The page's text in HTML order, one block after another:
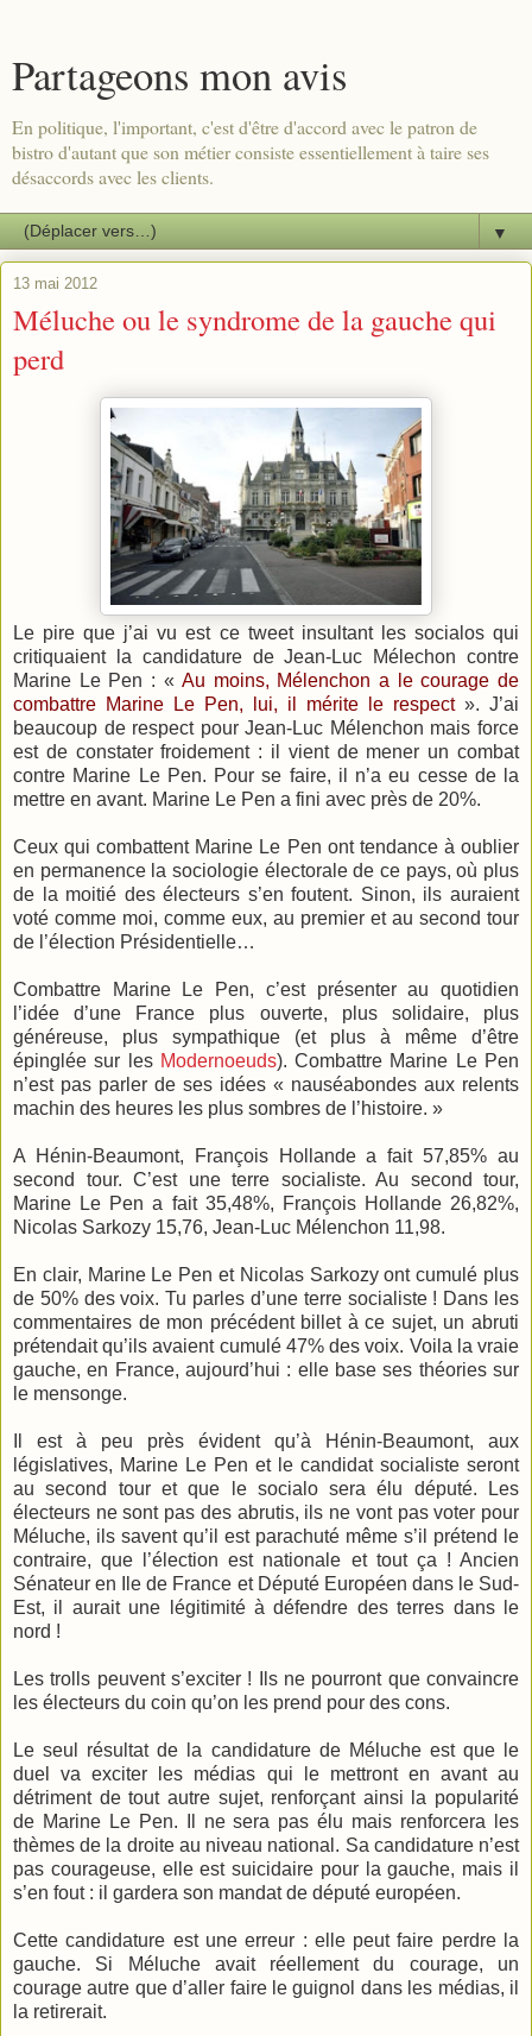
Partageons mon avis
En politique, l'important, c'est d'être d'accord avec le patron de
bistro d'autant que son métier consiste essentiellement à taire ses
désaccords avec les clients.
▼
13 mai 2012
Méluche ou le syndrome de la gauche qui
perd
Le pire que j’ai vu est ce tweet insultant les socialos qui
critiquaient la candidature de Jean-Luc Mélechon contre
Marine Le Pen : «Au moins, Mélenchon a le courage de
combattre Marine Le Pen, lui, il mérite le respect». J’ai
beaucoup de respect pour Jean-Luc Mélenchon mais force
est de constater froidement : il vient de mener un combat
contre Marine Le Pen. Pour se faire, il n’a eu cesse de la
mettre en avant. Marine Le Pen a fini avec près de 20%.
Ceux qui combattent Marine Le Pen ont tendance à oublier
en permanence la sociologie électorale de ce pays, où plus
de la moitié des électeurs s’en foutent. Sinon, ils auraient
voté comme moi, comme eux, au premier et au second tour
de l’élection Présidentielle…
Combattre Marine Le Pen, c’est présenter au quotidien
l’idée d’une France plus ouverte, plus solidaire, plus
généreuse, plus sympathique (et plus à même d’être
épinglée sur les Modernoeuds). Combattre Marine Le Pen
n’est pas parler de ses idées « nauséabondes aux relents
machin des heures les plus sombres de l’histoire. »
A Hénin-Beaumont, François Hollande a fait 57,85% au
second tour. C’est une terre socialiste. Au second tour,
Marine Le Pen a fait 35,48%, François Hollande 26,82%,
Nicolas Sarkozy 15,76, Jean-Luc Mélenchon 11,98.
En clair, Marine Le Pen et Nicolas Sarkozy ont cumulé plus
de 50% des voix. Tu parles d’une terre socialiste ! Dans les
commentaires de mon précédent billet à ce sujet, un abruti
prétendait qu’ils avaient cumulé 47% des voix. Voila la vraie
gauche, en France, aujourd’hui : elle base ses théories sur
le mensonge.
Il est à peu près évident qu’à Hénin-Beaumont, aux
législatives, Marine Le Pen et le candidat socialiste seront
au second tour et que le socialo sera élu député. Les
électeurs ne sont pas des abrutis, ils ne vont pas voter pour
Méluche, ils savent qu’il est parachuté même s’il prétend le
contraire, que l’élection est nationale et tout ça ! Ancien
Sénateur en Ile de France et Député Européen dans le Sud-
Est, il aurait une légitimité à défendre des terres dans le
nord !
Les trolls peuvent s’exciter ! Ils ne pourront que convaincre
les électeurs du coin qu’on les prend pour des cons.
Le seul résultat de la candidature de Méluche est que le
duel va exciter les médias qui le mettront en avant au
détriment de tout autre sujet, renforçant ainsi la popularité
de Marine Le Pen. Il ne sera pas élu mais renforcera les
thèmes de la droite au niveau national. Sa candidature n’est
pas courageuse, elle est suicidaire pour la gauche, mais il
s’en fout : il gardera son mandat de député européen.
Cette candidature est une erreur : elle peut faire perdre la
gauche. Si Méluche avait réellement du courage, un
courage autre que d’aller faire le guignol dans les médias, il
la retirerait.